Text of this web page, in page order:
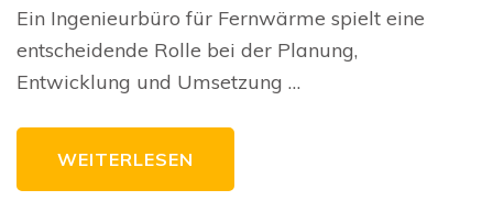
Ein Ingenieurbüro für Fernwärme spielt eine
entscheidende Rolle bei der Planung,
Entwicklung und Umsetzung …
WEITERLESEN